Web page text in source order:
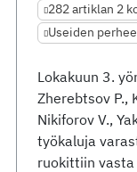
282 artiklan 2
Useiden
Lokakuun 3.
Zherebtsov P.,
Nikiforov V.,
työkaluja
ruokittiin